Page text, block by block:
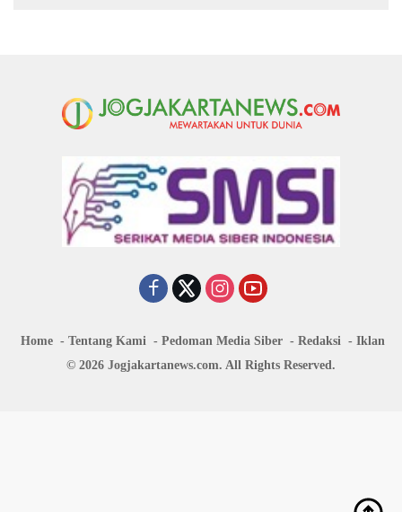
Home Tentang Kami Pedoman Media Siber Redaksi
Iklan
© 2026 Jogjakartanews.com. All Rights Reserved.